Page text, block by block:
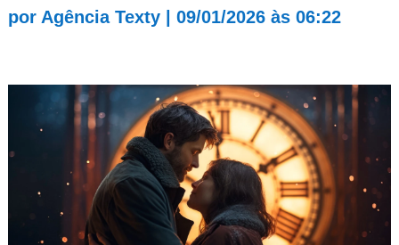
por Agência Texty| 09/01/2026 às 06:22